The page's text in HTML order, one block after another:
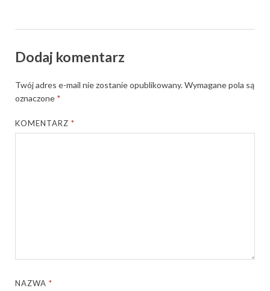
Dodaj komentarz
Twój adres e-mail nie zostanie opublikowany.Wymagane pola są
oznaczone *
KOMENTARZ*
NAZWA*